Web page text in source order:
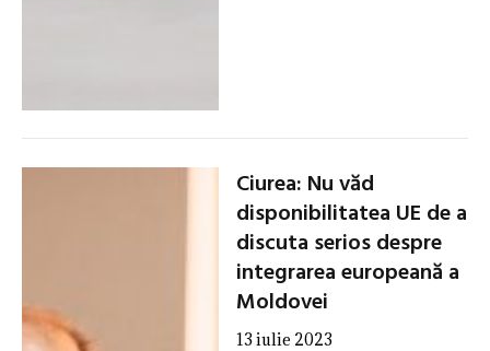
Ciurea: Nu văd
disponibilitatea UE de a
discuta serios despre
integrarea europeană a
Moldovei
13 iulie 2023